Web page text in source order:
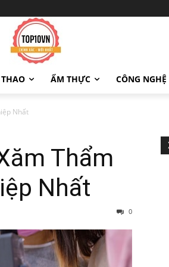
ẨM THỰC CÔNG NGHỆ
Nhất
Thẩm
Nhất
0